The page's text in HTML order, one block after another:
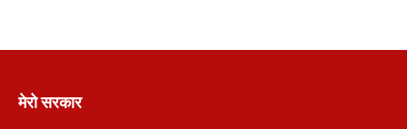
मेरो सरकार